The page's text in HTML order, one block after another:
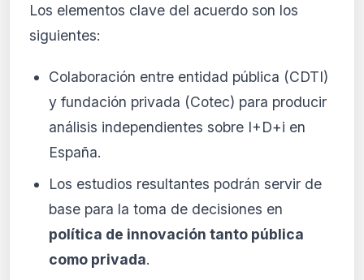
Los elementos clave del acuerdo son los
siguientes:
Colaboración entre entidad pública (CDTI)
y fundación privada (Cotec) para producir
análisis independientes sobre I+D+i en
España.
Los estudios resultantes podrán servir de
base para la toma de decisiones en
política de innovación tanto pública
como privada.